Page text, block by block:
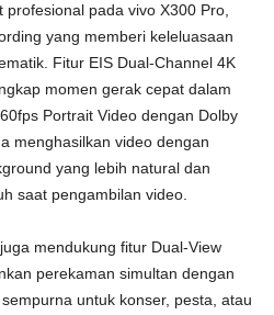
pada vivo X300 Pro,
yang memberi keleluasaan
Fitur EIS Dual-Channel 4K
momen gerak cepat dalam
Portrait Video dengan Dolby
menghasilkan video dengan
yang lebih natural dan
saat pengambilan video.
mendukung fitur Dual-View
perekaman simultan dengan
untuk konser, pesta, atau